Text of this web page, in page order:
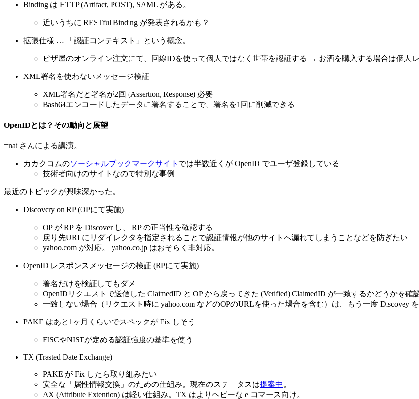
Binding は HTTP (Artifact, POST), SAML がある。
近いうちに RESTful Binding が発表されるかも？
拡張仕様 … 「認証コンテキスト」という概念。
ピザ屋のオンライン注文にて、回線IDを使って個人ではなく世帯を認証する → お酒を購入する場合は個人
XML署名を使わないメッセージ検証
XML署名だと署名が2回 (Assertion, Response) 必要
Bash64エンコードしたデータに署名することで、署名を1回に削減できる
OpenIDとは？その動向と展望
=nat さんによる講演。
カカクコムのソーシャルブックマークサイト では半数近くが OpenID でユーザ登録している
技術者向けのサイトなので特別な事例
最近のトピックが興味深かった。
Discovery on RP (OPにて実施)
OP が RP を Discover し、 RP の正当性を確認する
戻り先URLにリダイレクタを指定されることで認証情報が他のサイトへ漏れてしまうことなどを防ぎたい
yahoo.com が対応。 yahoo.co.jp はおそらく非対応。
OpenID レスポンスメッセージの検証 (RPにて実施)
署名だけを検証してもダメ
OpenIDリクエストで送信した ClaimedID と OP から戻ってきた (Verified) ClaimedID が一致するかどうかを確
一致しない場合（リクエスト時に yahoo.com などのOPのURLを使った場合を含む）は、もう一度 Discovey
PAKE はあと1ヶ月くらいでスペックが Fix しそう
FISCやNISTが定める認証強度の基準を使う
TX (Trasted Date Exchange)
PAKE が Fix したら取り組みたい
安全な「属性情報交換」のための仕組み。現在のステータスは提案中 。
AX (Attribute Extention) は軽い仕組み。TX はよりヘビーな e コマース向け。